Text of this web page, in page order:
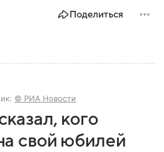
Поделиться
© РИА Новости
кого
свой юбилей